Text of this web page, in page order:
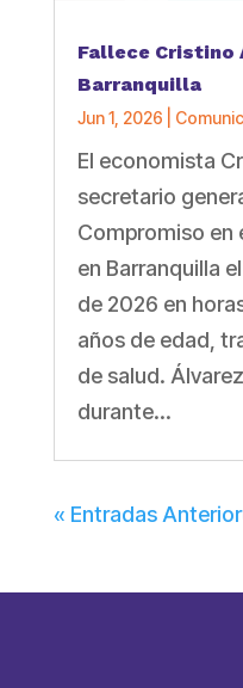
Fallece Cristino
Barranquilla
Jun 1, 2026
El economista
secretario
Compromiso en
en Barranquilla
de 2026 en
años de edad,
de salud.
durante...
« Entradas